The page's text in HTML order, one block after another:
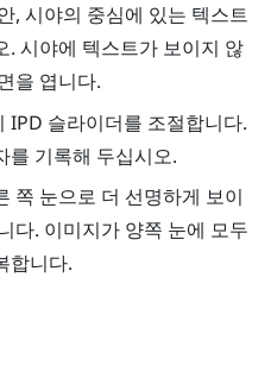
, 시야의 중심에 있는 텍스트
. 시야에 텍스트가 보이지 않
을 엽니다.
IPD 슬라이더를 조절합니다.
를 기록해 두십시오.
쪽 눈으로 더 선명하게 보이
다. 이미지가 양쪽 눈에 모두
합니다.